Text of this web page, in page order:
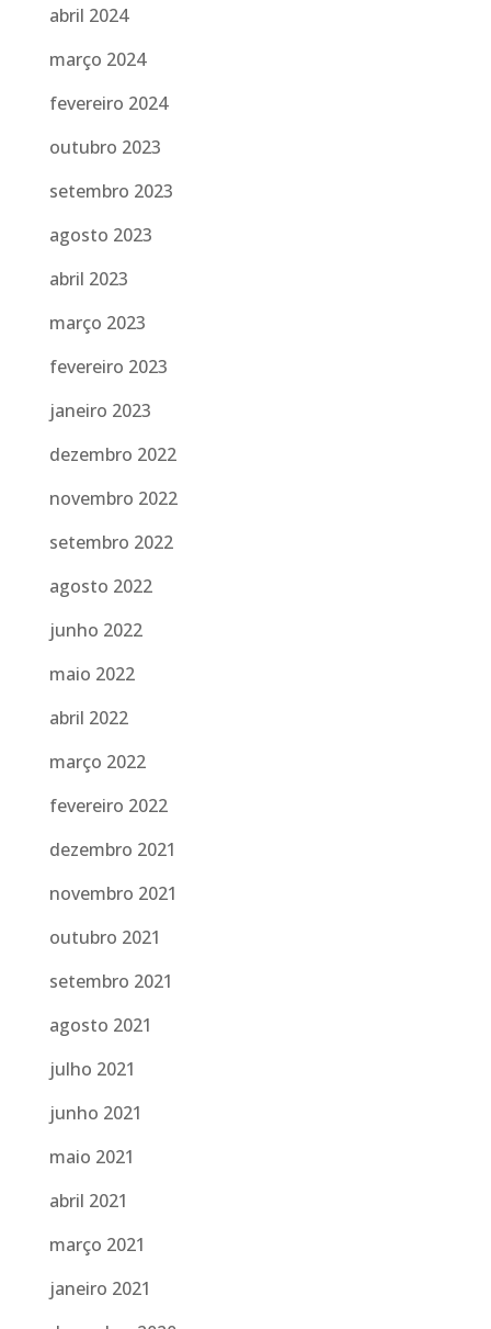
abril 2024
março 2024
fevereiro 2024
outubro 2023
setembro 2023
agosto 2023
abril 2023
março 2023
fevereiro 2023
janeiro 2023
dezembro 2022
novembro 2022
setembro 2022
agosto 2022
junho 2022
maio 2022
abril 2022
março 2022
fevereiro 2022
dezembro 2021
novembro 2021
outubro 2021
setembro 2021
agosto 2021
julho 2021
junho 2021
maio 2021
abril 2021
março 2021
janeiro 2021